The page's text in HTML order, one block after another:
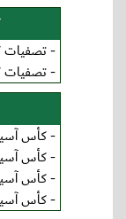
-تصفيات
-تصفيات
-كأس
-كأس آسيا
-كأس آسيا
-كأس آسيا